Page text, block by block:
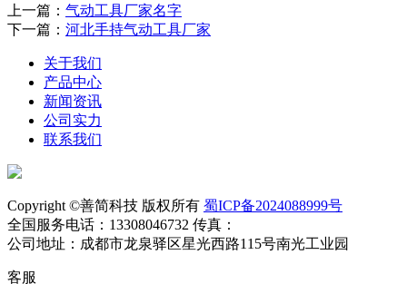
上一篇： 气动工具厂家名字
下一篇： 河北手持气动工具厂家
关于我们
产品中心
新闻资讯
公司实力
联系我们
Copyright ©善简科技 版权所有 蜀ICP备2024088999号
全国服务电话：13308046732 传真：
公司地址：成都市龙泉驿区星光西路115号南光工业园
客服